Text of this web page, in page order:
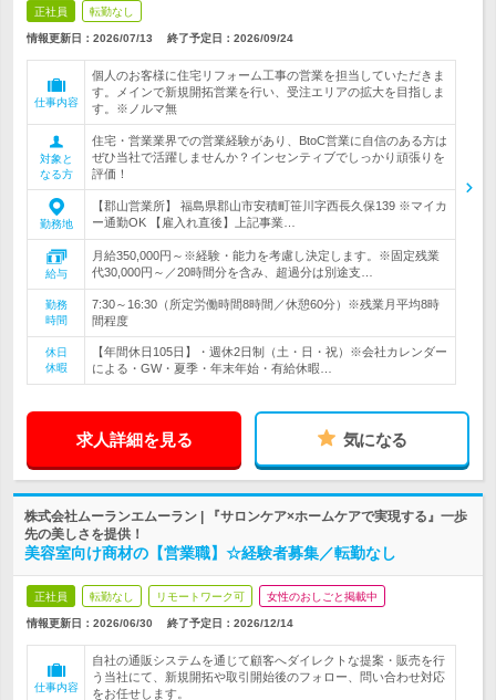
正社員 転勤なし
情報更新日：2026/07/13 終了予定日： 2026/09/24
仕事内容
個人のお客様に住宅リフォーム工事の営業を担当していただきま
す。メインで新規開拓営業を行い、受注エリアの拡大を目指しま
す。※ノルマ無
対象と
なる方
住宅・営業業界での営業経験があり、BtoC営業に自信のある方は
ぜひ当社で活躍しませんか？インセンティブでしっかり頑張りを
評価！
勤務地
【郡山営業所】 福島県郡山市安積町笹川字西長久保139 ※マイカ
ー通勤OK 【雇入れ直後】上記事業…
給与
月給350,000円～※経験・能力を考慮し決定します。※固定残業
代30,000円～／20時間分を含み、超過分は別途支…
勤務
時間
7:30～16:30（所定労働時間8時間／休憩60分）※残業月平均8時
間程度
休日
休暇
【年間休日105日】・週休2日制（土・日・祝）※会社カレンダー
による・GW・夏季・年末年始・有給休暇…
求人詳細を見る 気になる
株式会社ムーランエムーラン | 『サロンケア×ホームケアで実現する』一歩
先の美しさを提供！
美容室向け商材の【営業職】☆経験者募集／転勤なし
正社員 転勤なし リモートワーク可 女性のおしごと掲載中
情報更新日：2026/06/30 終了予定日： 2026/12/14
仕事内容
自社の通販システムを通じて顧客へダイレクトな提案・販売を行
う当社にて、新規開拓や取引開始後のフォロー、問い合わせ対応
をお任せします。